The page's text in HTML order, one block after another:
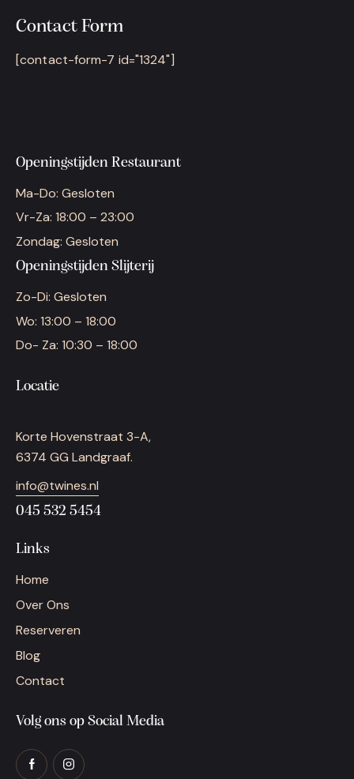
on
Contact Form
[contact-form-7 id="1324"]
Openingstijden Restaurant
Ma-Do: Gesloten
Vr-Za: 18:00 – 23:00
Zondag: Gesloten
Openingstijden Slijterij
Zo-Di: Gesloten
Wo: 13:00 – 18:00
Do- Za: 10:30 – 18:00
Locatie
Korte Hovenstraat 3-A,
6374 GG Landgraaf.
info@twines.nl
045 532 5454
Links
Home
Over Ons
Reserveren
Blog
Contact
Volg ons op Social Media